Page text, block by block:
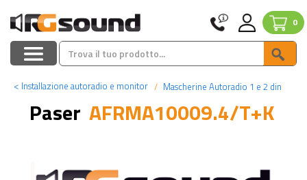
0
< Installazione autoradio e monitor Mascherine Autoradio 1 e 2 din
Paser AFRMA10009.4/T+K